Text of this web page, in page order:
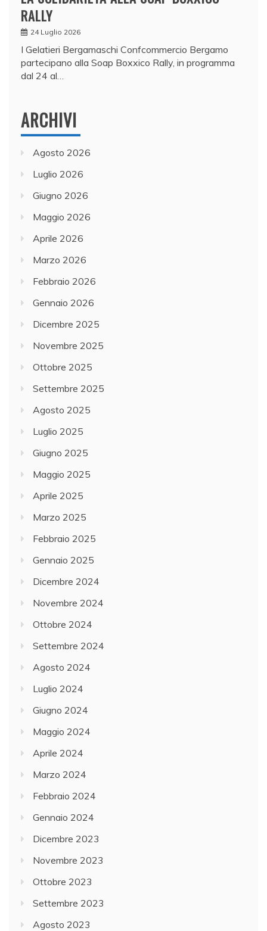
RALLY
24 Luglio 2026
I Gelatieri Bergamaschi Confcommercio Bergamo
partecipano alla Soap Boxxico Rally, in programma
dal 24 al…
ARCHIVI
Agosto 2026
Luglio 2026
Giugno 2026
Maggio 2026
Aprile 2026
Marzo 2026
Febbraio 2026
Gennaio 2026
Dicembre 2025
Novembre 2025
Ottobre 2025
Settembre 2025
Agosto 2025
Luglio 2025
Giugno 2025
Maggio 2025
Aprile 2025
Marzo 2025
Febbraio 2025
Gennaio 2025
Dicembre 2024
Novembre 2024
Ottobre 2024
Settembre 2024
Agosto 2024
Luglio 2024
Giugno 2024
Maggio 2024
Aprile 2024
Marzo 2024
Febbraio 2024
Gennaio 2024
Dicembre 2023
Novembre 2023
Ottobre 2023
Settembre 2023
Agosto 2023